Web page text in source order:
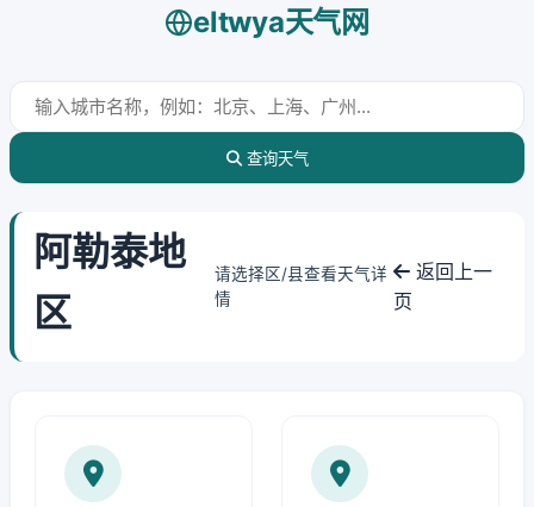
eltwya天气网
查询天气
阿勒泰地
区
请选择区/县查看天气详
情
返回上一
页